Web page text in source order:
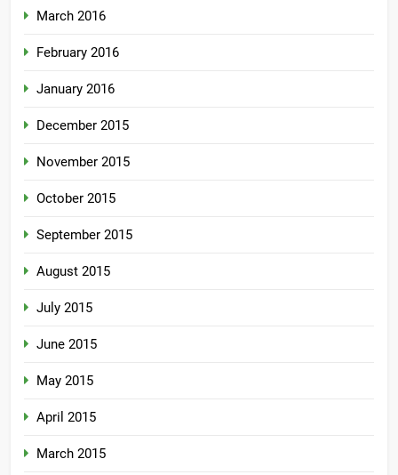
March 2016
February 2016
January 2016
December 2015
November 2015
October 2015
September 2015
August 2015
July 2015
June 2015
May 2015
April 2015
March 2015